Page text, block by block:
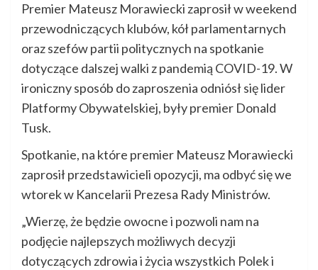
Premier Mateusz Morawiecki zaprosił w weekend
przewodniczących klubów, kół parlamentarnych
oraz szefów partii politycznych na spotkanie
dotyczące dalszej walki z pandemią COVID-19. W
ironiczny sposób do zaproszenia odniósł się lider
Platformy Obywatelskiej, były premier Donald
Tusk.
Spotkanie, na które premier Mateusz Morawiecki
zaprosił przedstawicieli opozycji, ma odbyć się we
wtorek w Kancelarii Prezesa Rady Ministrów.
„Wierzę, że będzie owocne i pozwoli nam na
podjęcie najlepszych możliwych decyzji
dotyczących zdrowia i życia wszystkich Polek i